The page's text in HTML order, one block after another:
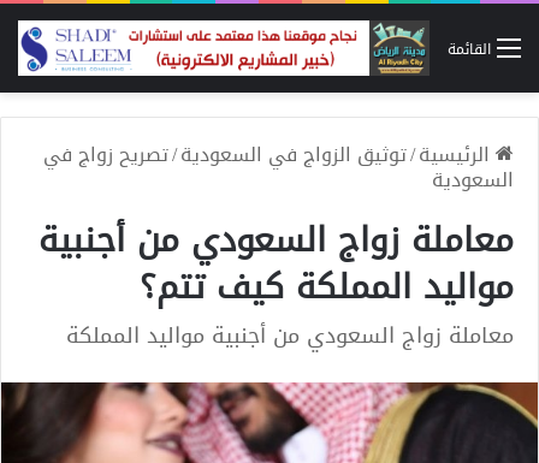
القائمة
الرئيسية/توثيق الزواج في السعودية/تصريح زواج في
السعودية
معاملة زواج السعودي من أجنبية
مواليد المملكة كيف تتم؟
معاملة زواج السعودي من أجنبية مواليد المملكة